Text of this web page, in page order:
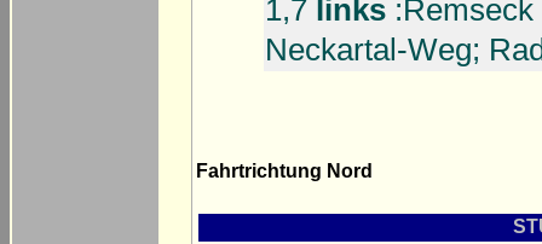
1,7 links
Neckartal-Weg;
Fahrtrichtung Nord